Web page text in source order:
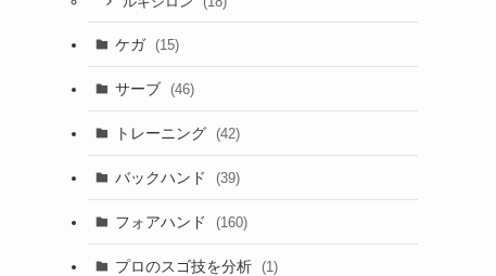
ケガ (15)
サーブ (46)
トレーニング (42)
バックハンド (39)
フォアハンド (160)
プロのスゴ技を分析 (1)